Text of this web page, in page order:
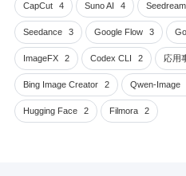
CapCut 4 Suno AI 4 Seedream
Seedance 3 Google Flow 3
ImageFX 2 Codex CLI 2 応用
Bing Image Creator 2 Qwen-Image
Hugging Face 2 Filmora 2